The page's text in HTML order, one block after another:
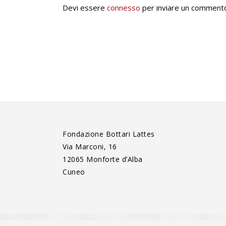
Devi essere connesso per inviare un
Fondazione Bottari Lattes
Via Marconi, 16
12065 Monforte d’Alba
Cuneo